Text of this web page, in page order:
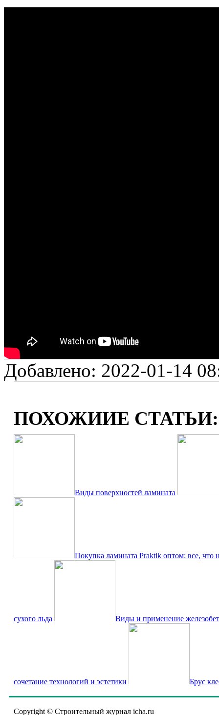
Добавлено: 2022-01-14
ПОХОЖИИЕ СТАТЬИ:
Виды поверхностей ламината
Покупка ламината Praktik оптом: все, что
сухого льда Виды и применение
сочетание технологий и эстетики Брус
Copyright © Строительный журнал icha.ru